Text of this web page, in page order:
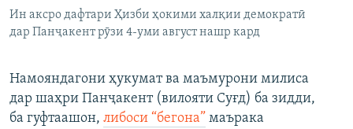
Ин аксро дафтари Ҳизби ҳокими халқии демократӣ
дар Панҷакент рӯзи 4-уми август нашр кард
Намояндагони ҳукумат ва маъмурони милиса
дар шаҳри Панҷакент (вилояти Суғд) ба зидди,
ба гуфтаашон, либоси “бегона” маърака